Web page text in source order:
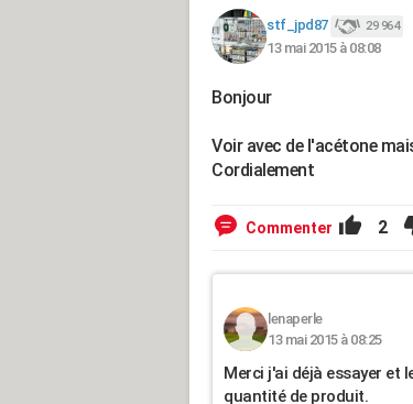
stf_jpd87 29 964
13 mai 2015 à 08:08
Bonjour
Voir avec de l'acétone
Cordialement
Commenter 2
lenaperle
13 mai 2015 à 08:25
Merci j'ai déjà essayer et
quantité de produit.